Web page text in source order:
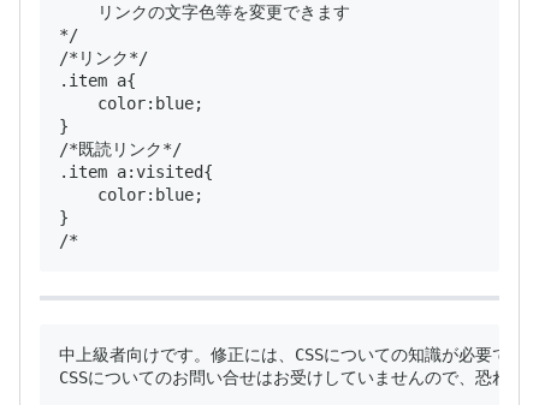
    リンクの文字色等を変更できます
*/
/*リンク*/
.item a{
    color:blue;
}
/*既読リンク*/
.item a:visited{
    color:blue;
}
中上級者向けです。修正には、CSSについての知識が必要です
CSSについてのお問い合せはお受けしていませんので、恐れ入